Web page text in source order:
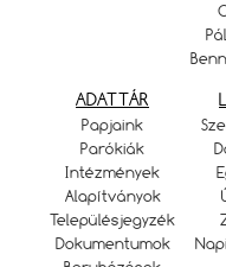
ADATTÁR
Papjaink
Parókiák
Intézmények
Alapítványok
Településjegyzék
Dokumentumok